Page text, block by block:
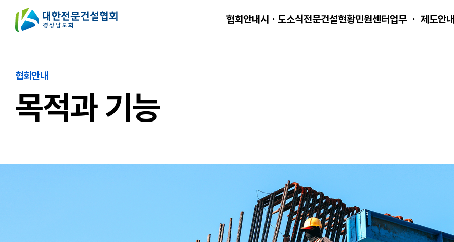
협회안내시ㆍ도소식전문건설현황민원센터업무 ㆍ 제도안
협회안내
목적과 기능